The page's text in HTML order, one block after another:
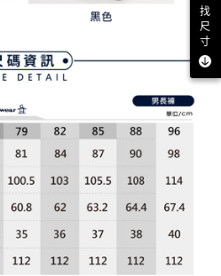
找
尺
寸